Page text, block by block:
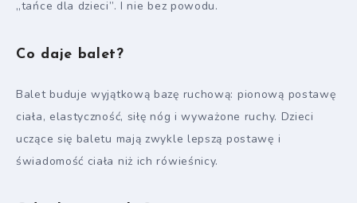
„tańce dla dzieci”. I nie bez powodu.
Co daje balet?
Balet buduje wyjątkową bazę ruchową: pionową postawę
ciała, elastyczność, siłę nóg i wyważone ruchy. Dzieci
uczące się baletu mają zwykle lepszą postawę i
świadomość ciała niż ich rówieśnicy.